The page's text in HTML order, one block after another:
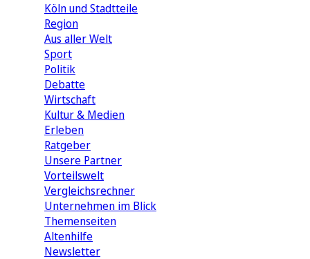
Köln und Stadtteile
Region
Aus aller Welt
Sport
Politik
Debatte
Wirtschaft
Kultur & Medien
Erleben
Ratgeber
Unsere Partner
Vorteilswelt
Vergleichsrechner
Unternehmen im Blick
Themenseiten
Altenhilfe
Newsletter